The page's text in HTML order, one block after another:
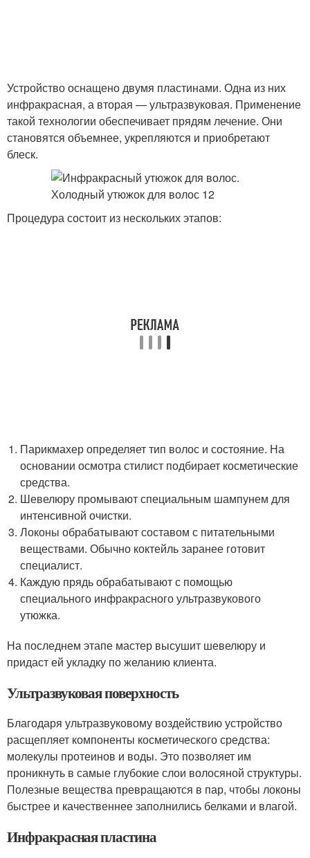
Устройство оснащено двумя пластинами. Одна из них
инфракрасная, а вторая — ультразвуковая. Применение
такой технологии обеспечивает прядям лечение. Они
становятся объемнее, укрепляются и приобретают
блеск.
Процедура состоит из нескольких этапов:
Парикмахер определяет тип волос и состояние. На
основании осмотра стилист подбирает косметические
средства.
Шевелюру промывают специальным шампунем для
интенсивной очистки.
Локоны обрабатывают составом с питательными
веществами. Обычно коктейль заранее готовит
специалист.
Каждую прядь обрабатывают с помощью
специального инфракрасного ультразвукового
утюжка.
На последнем этапе мастер высушит шевелюру и
придаст ей укладку по желанию клиента.
Ультразвуковая поверхность
Благодаря ультразвуковому воздействию устройство
расщепляет компоненты косметического средства:
молекулы протеинов и воды. Это позволяет им
проникнуть в самые глубокие слои волосяной структуры.
Полезные вещества превращаются в пар, чтобы локоны
быстрее и качественнее заполнились белками и влагой.
Инфракрасная пластина